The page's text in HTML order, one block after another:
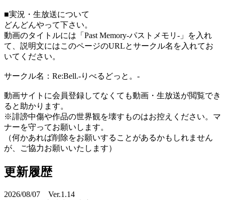
■実況・生放送について
どんどんやって下さい。
動画のタイトルには「Past Memory-パストメモリ-」を入れ
て、説明文にはこのページのURLとサークル名を入れてお
いてください。
サークル名：Re:Bell.-りべるどっと。-
動画サイトに会員登録してなくても動画・生放送が閲覧でき
ると助かります。
※誹謗中傷や作品の世界観を壊すものはお控えください。マ
ナーを守ってお願いします。
（何かあれば削除をお願いすることがあるかもしれません
が、ご協力お願いいたします）
更新履歴
2026/08/07 Ver.1.14